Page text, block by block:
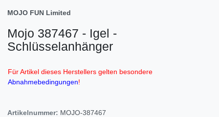
MOJO FUN Limited
Mojo 387467 - Igel -
Schlüsselanhänger
Für Artikel dieses Herstellers gelten besondere
Abnahmebedingungen!
Artikelnummer: MOJO-387467